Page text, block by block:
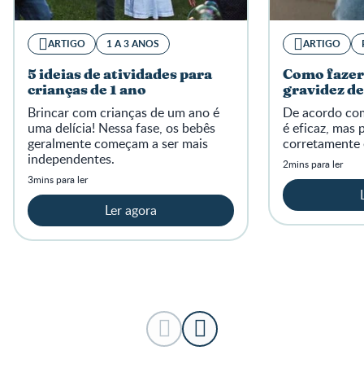
ARTIGO 1 A 3 ANOS
5 ideias de atividades para
crianças de 1 ano
Brincar com crianças de um ano é
uma delícia! Nessa fase, os bebês
geralmente começam a ser mais
independentes.
3mins para ler
Ler agora
ARTIGO
Como
gravidez
De acordo
é eficaz, mas
corretamente
2mins para ler